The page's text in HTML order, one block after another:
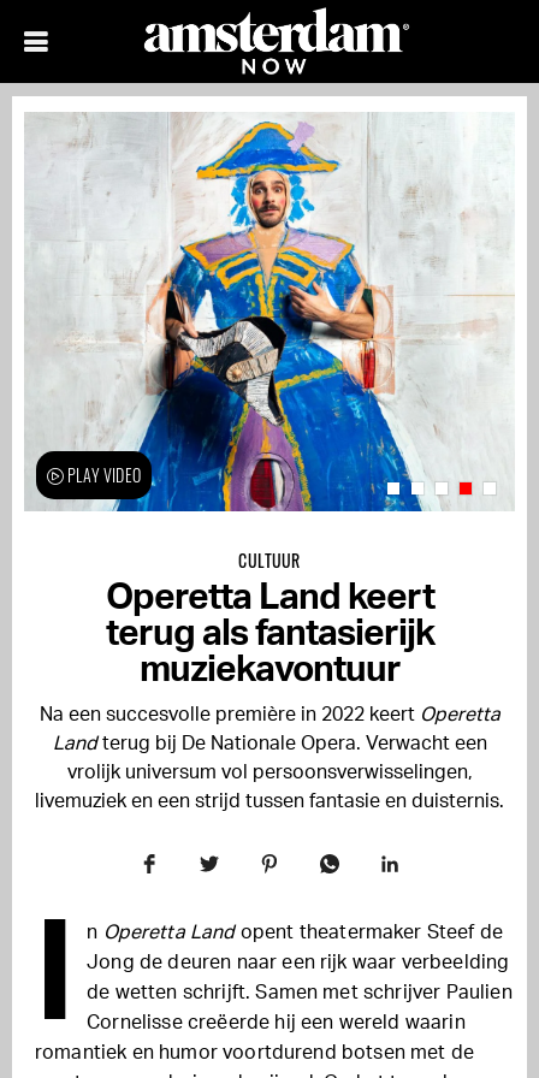
CULTUUR
Operetta Land keert
terug als fantasierijk
muziekavontuur
Na een succesvolle première in 2022 keert Operetta
Landterug bij De Nationale Opera. Verwacht een
vrolijk universum vol persoonsverwisselingen,
livemuziek en een strijd tussen fantasie en duisternis.
PLAY VIDEO
I n Operetta Landopent theatermaker Steef de
Jong de deuren naar een rijk waar verbeelding
de wetten schrijft. Samen met schrijver Paulien
Cornelisse creëerde hij een wereld waarin
romantiek en humor voortdurend botsen met de